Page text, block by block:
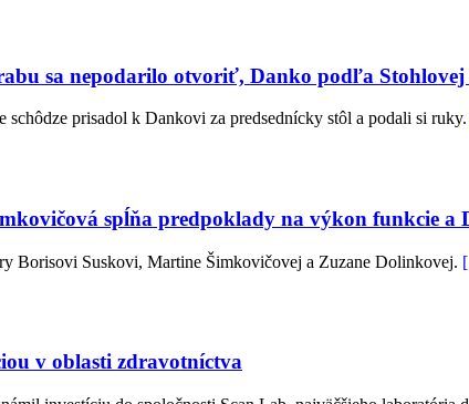
sa nepodarilo otvoriť, Danko podľa
schôdze prisadol k Dankovi za predsednícky stôl a podali si ruky.
spĺňa predpoklady na výkon funkcie a
Borisovi Suskovi, Martine Šimkovičovej a Zuzane Dolinkovej.
v oblasti zdravotníctva